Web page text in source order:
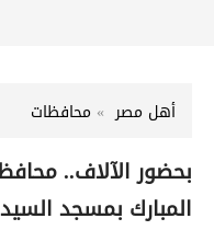
أهل مصر محافظات
بحضور الآلاف..
المبارك بمسجد